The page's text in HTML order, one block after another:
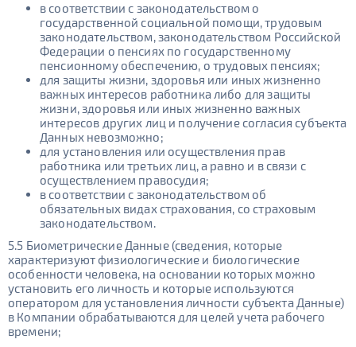
в соответствии с законодательством о
государственной социальной помощи, трудовым
законодательством, законодательством Российской
Федерации о пенсиях по государственному
пенсионному обеспечению, о трудовых пенсиях;
для защиты жизни, здоровья или иных жизненно
важных интересов работника либо для защиты
жизни, здоровья или иных жизненно важных
интересов других лиц и получение согласия субъекта
Данных невозможно;
для установления или осуществления прав
работника или третьих лиц, а равно и в связи с
осуществлением правосудия;
в соответствии с законодательством об
обязательных видах страхования, со страховым
законодательством.
5.5 Биометрические Данные (сведения, которые
характеризуют физиологические и биологические
особенности человека, на основании которых можно
установить его личность и которые используются
оператором для установления личности субъекта Данные)
в Компании обрабатываются для целей учета рабочего
времени;